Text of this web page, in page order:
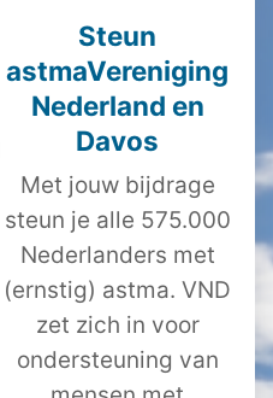
Steun
astmaVereniging
Nederland en
Davos
Met jouw bijdrage
steun je alle 575.000
Nederlanders met
(ernstig) astma. VND
zet zich in voor
ondersteuning van